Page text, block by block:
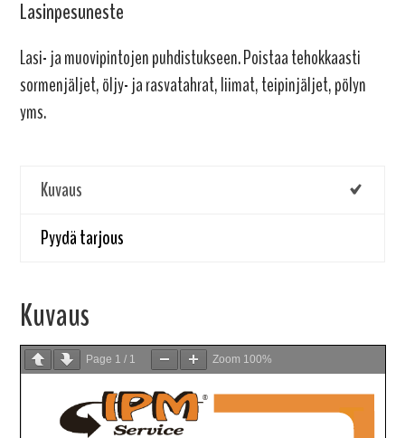
Lasinpesuneste
Lasi- ja muovipintojen puhdistukseen. Poistaa tehokkaasti
sormenjäljet, öljy- ja rasvatahrat, liimat, teipinjäljet, pölyn
yms.
Kuvaus
Pyydä tarjous
Kuvaus
Page 1 / 1 Zoom 100%